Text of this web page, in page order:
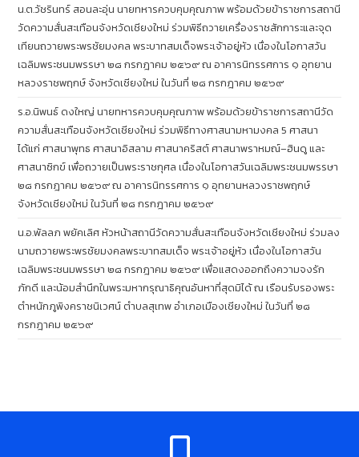
น.ต.วัชรินทร์ สอนละอุ่น นายทหารควบคุมคุณภาพ พร้อมด้วยข้าราชการสถานี
วัดความสั่นสะเทือนจังหวัดเชียงใหม่ ร่วมพิธีถวายเครื่องราชสักการะและจุด
เทียนถวายพระพรชัยมงคล พระบาทสมเด็จพระเจ้าอยู่หัว เนื่องในโอกาสวัน
เฉลิมพระชนมพรรษา ๒๘ กรกฎาคม ๒๕๖๙ ณ อาคารนิทรรศการ ๑ อุทยาน
หลวงราชพฤกษ์ จังหวัดเชียงใหม่ ในวันที่ ๒๘ กรกฎาคม ๒๕๖๙
ร.อ.นิพนธ์ ดงใหญ่ นายทหารควบคุมคุณภาพ พร้อมด้วยข้าราชการสถานีวัด
ความสั่นสะเทือนจังหวัดเชียงใหม่ ร่วมพิธีทางศาสนามหามงคล 5 ศาสนา
ได้แก่ ศาสนาพุทธ ศาสนาอิสลาม ศาสนาคริสต์ ศาสนาพราหมณ์–ฮินดู และ
ศาสนาซิกข์ เพื่อถวายเป็นพระราชกุศล เนื่องในโอกาสวันเฉลิมพระชนมพรรษา
๒๘ กรกฎาคม ๒๕๖๙ ณ อาคารนิทรรศการ ๑ อุทยานหลวงราชพฤกษ์
จังหวัดเชียงใหม่ ในวันที่ ๒๘ กรกฎาคม ๒๕๖๙
น.อ.พัลลภ พยัคเลิศ หัวหน้าสถานีวัดความสั่นสะเทือนจังหวัดเชียงใหม่ ร่วมลง
นามถวายพระพรชัยมงคลพระบาทสมเด็จ พระเจ้าอยู่หัว เนื่องในโอกาสวัน
เฉลิมพระชนมพรรษา ๒๘ กรกฎาคม ๒๕๖๙ เพื่อแสดงออกถึงความจงรัก
ภักดี และน้อมสำนึกในพระมหากรุณาธิคุณอันหาที่สุดมิได้ ณ เรือนรับรองพระ
ตำหนักภูพิงคราชนิเวศน์ ตำบลสุเทพ อำเภอเมืองเชียงใหม่ ในวันที่ ๒๘
กรกฎาคม ๒๕๖๙